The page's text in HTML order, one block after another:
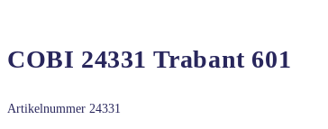
COBI 24331 Trabant 601
Artikelnummer 24331